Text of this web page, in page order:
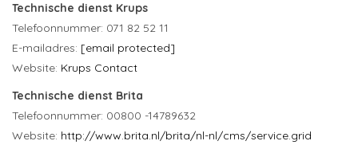
Technische dienst Krups
Telefoonnummer: 071 82 52 11
E-mailadres: [email protected]
Website: Krups Contact
Technische dienst Brita
Telefoonnummer: 00800 -14789632
Website: http://www.brita.nl/brita/nl-nl/cms/service.grid